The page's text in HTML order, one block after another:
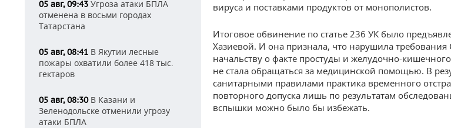
05 авг, 09:43 Угроза атаки БПЛА
отменена в восьми городах
Татарстана
05 авг, 08:41 В Якутии лесные
пожары охватили более 418 тыс.
гектаров
05 авг, 08:30В Казани и
Зеленодольске отменили угрозу
атаки БПЛА
вируса и поставками продуктов от монополистов.
Итоговое обвинение по статье 236 УК было
Хазиевой. И она признала, что нарушила
начальству о факте простуды и желудочно-
не стала обращаться за медицинской помощью. В
санитарными правилами практика временного
повторного допуска лишь по результатам
вспышки можно было бы избежать.